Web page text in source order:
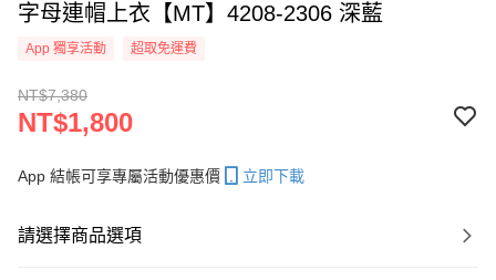
字母連帽上衣【MT】4208-2306 深藍
App 獨享活動 超取免運費
NT$7,380
NT$1,800
App 結帳可享專屬活動優惠價 立即下載
請選擇商品選項